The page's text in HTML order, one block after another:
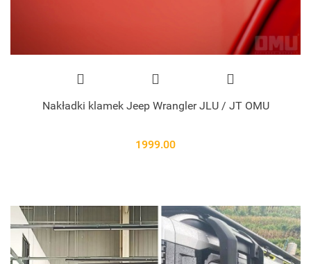
Nakładki klamek Jeep Wrangler JLU / JT OMU
1999.00